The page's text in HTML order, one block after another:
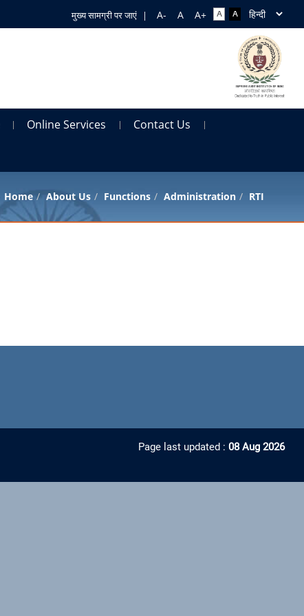
मुख्य सामग्री पर जाएं |
Online Services Contact Us
Home About Us Functions Administration RTI
Page last updated : 08 Aug 2026